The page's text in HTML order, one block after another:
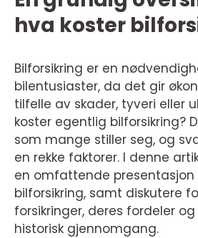
hva koster
Bilforsikring er en
bilentusiaster, da det gir
tilfelle av skader, tyveri eller
koster egentlig bilforsikring?
som mange stiller seg, og
en rekke faktorer. I denne
en omfattende presentasjon
bilforsikring, samt diskutere
forsikringer, deres fordeler
historisk gjennomgang.